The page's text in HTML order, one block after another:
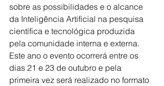
sobre as possibilidades e o alcance
da Inteligência Artificial na pesquisa
científica e tecnológica produzida
pela comunidade interna e externa.
Este ano o evento ocorrerá entre os
dias 21 e 23 de outubro e pela
primeira vez será realizado no formato